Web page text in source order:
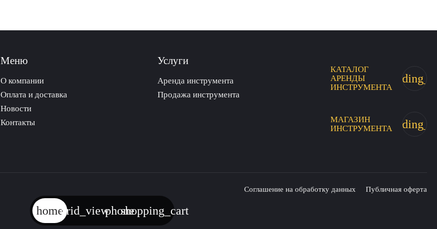
Меню
О компании
Оплата и доставка
Новости
Контакты
Услуги
Аренда инструмента
Продажа инструмента
КАТАЛОГ
АРЕНДЫ
ИНСТРУМЕНТА
МАГАЗИН
ИНСТРУМЕНТА
Соглашение на обработку данных Публичная оферта
homegrid_viewphoneshopping_cart